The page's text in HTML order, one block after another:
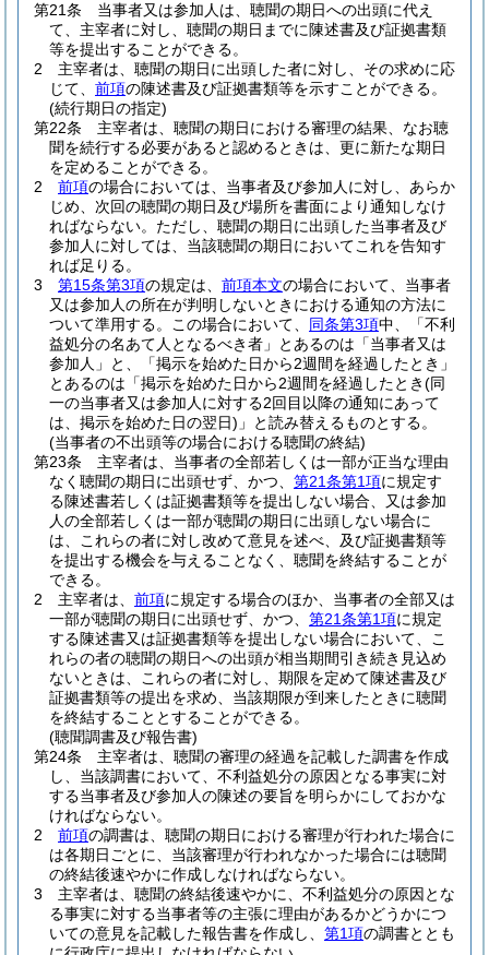
第21条
当事者又は参加人は、聴聞の期日への出頭に代え
て、主宰者に対し、聴聞の期日までに陳述書及び証拠書類
等を提出することができる。
2
主宰者は、聴聞の期日に出頭した者に対し、その求めに応
じて、 前項の陳述書及び証拠書類等を示すことができる。
(続行期日の指定)
第22条
主宰者は、聴聞の期日における審理の結果、なお聴
聞を続行する必要があると認めるときは、更に新たな期日
を定めることができる。
2
前項の場合においては、当事者及び参加人に対し、あらか
じめ、次回の聴聞の期日及び場所を書面により通知しなけ
ればならない。 ただし、聴聞の期日に出頭した当事者及び
参加人に対しては、当該聴聞の期日においてこれを告知す
れば足りる。
3
第15条第3項の規定は、 前項本文の場合において、当事者
又は参加人の所在が判明しないときにおける通知の方法に
ついて準用する。
この場合において、 同条第3項中、「不利
益処分の名あて人となるべき者」とあるのは「当事者又は
参加人」と、「掲示を始めた日から2週間を経過したとき」
とあるのは「掲示を始めた日から2週間を経過したとき(同
一の当事者又は参加人に対する2回目以降の通知にあって
は、掲示を始めた日の翌日) 」と読み替えるものとする。
(当事者の不出頭等の場合における聴聞の終結)
第23条
主宰者は、当事者の全部若しくは一部が正当な理由
なく聴聞の期日に出頭せず、かつ、 第21条第1項に規定す
る陳述書若しくは証拠書類等を提出しない場合、又は参加
人の全部若しくは一部が聴聞の期日に出頭しない場合に
は、これらの者に対し改めて意見を述べ、及び証拠書類等
を提出する機会を与えることなく、聴聞を終結することが
できる。
2
主宰者は、 前項に規定する場合のほか、当事者の全部又は
一部が聴聞の期日に出頭せず、かつ、 第21条第1項に規定
する陳述書又は証拠書類等を提出しない場合において、こ
れらの者の聴聞の期日への出頭が相当期間引き続き見込め
ないときは、これらの者に対し、期限を定めて陳述書及び
証拠書類等の提出を求め、当該期限が到来したときに聴聞
を終結することとすることができる。
(聴聞調書及び報告書)
第24条
主宰者は、聴聞の審理の経過を記載した調書を作成
し、当該調書において、不利益処分の原因となる事実に対
する当事者及び参加人の陳述の要旨を明らかにしておかな
ければならない。
2
前項の調書は、聴聞の期日における審理が行われた場合に
は各期日ごとに、当該審理が行われなかった場合には聴聞
の終結後速やかに作成しなければならない。
3
主宰者は、聴聞の終結後速やかに、不利益処分の原因とな
る事実に対する当事者等の主張に理由があるかどうかにつ
いての意見を記載した報告書を作成し、 第1項の調書ととも